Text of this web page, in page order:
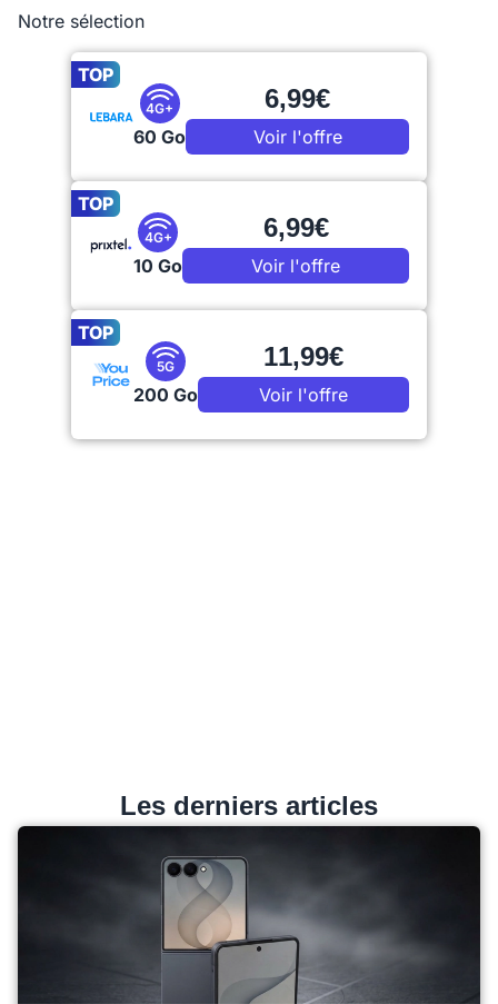
Notre sélection
TOP
4G+
60 Go
6,99€
Voir l'offre
TOP
4G+
10 Go
6,99€
Voir l'offre
TOP
5G
200 Go
11,99€
Voir l'offre
Les derniers articles